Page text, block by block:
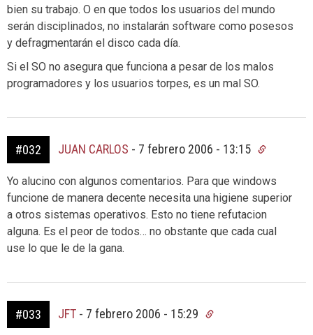
bien su trabajo. O en que todos los usuarios del mundo
serán disciplinados, no instalarán software como posesos
y defragmentarán el disco cada día.
Si el SO no asegura que funciona a pesar de los malos
programadores y los usuarios torpes, es un mal SO.
#032 JUAN CARLOS - 7 febrero 2006 - 13:15
Yo alucino con algunos comentarios. Para que windows
funcione de manera decente necesita una higiene superior
a otros sistemas operativos. Esto no tiene refutacion
alguna. Es el peor de todos… no obstante que cada cual
use lo que le de la gana.
#033 JFT - 7 febrero 2006 - 15:29